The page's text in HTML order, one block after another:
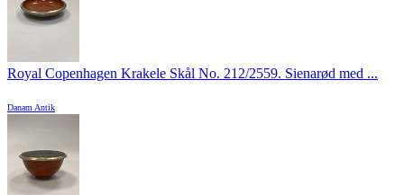
Royal Copenhagen Krakele Skål No. 212/2559. Sienarød med ...
Danam Antik